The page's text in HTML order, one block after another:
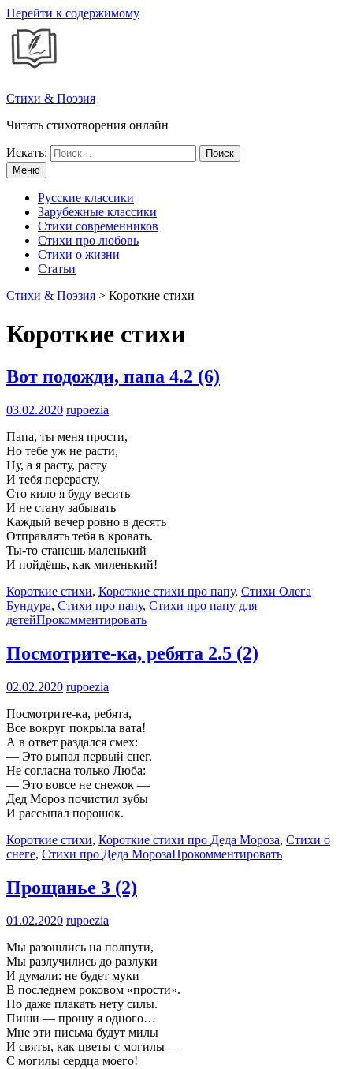
Перейти к содержимому
Стихи & Поэзия
Читать стихотворения онлайн
Искать:
Меню
Русские классики
Зарубежные классики
Стихи современников
Стихи про любовь
Стихи о жизни
Статьи
Стихи & Поэзия > Короткие стихи
Короткие стихи
Вот подожди, папа 4.2 (6)
03.02.2020 rupoezia
Папа, ты меня прости,
Но тебе уж не расти,
Ну, а я расту, расту
И тебя перерасту,
Сто кило я буду весить
И не стану забывать
Каждый вечер ровно в десять
Отправлять тебя в кровать.
Ты-то станешь маленький
И пойдёшь, как миленький!
Короткие стихи, Короткие стихи про папу, Стихи Олега
Бундура, Стихи про папу, Стихи про папу для
детейПрокомментировать
Посмотрите-ка, ребята 2.5 (2)
02.02.2020 rupoezia
Посмотрите-ка, ребята,
Все вокруг покрыла вата!
А в ответ раздался смех:
— Это выпал первый снег.
Не согласна только Люба:
— Это вовсе не снежок —
Дед Мороз почистил зубы
И рассыпал порошок.
Короткие стихи, Короткие стихи про Деда Мороза, Стихи о
снеге, Стихи про Деда МорозаПрокомментировать
Прощанье 3 (2)
01.02.2020 rupoezia
Мы разошлись на полпути,
Мы разлучились до разлуки
И думали: не будет муки
В последнем роковом «прости».
Но даже плакать нету силы.
Пиши — прошу я одного…
Мне эти письма будут милы
И святы, как цветы с могилы —
С могилы сердца моего!